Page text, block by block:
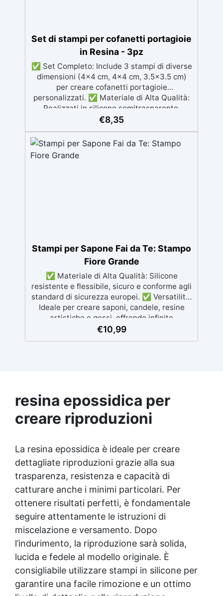
Set di stampi per cofanetti portagioie
in Resina - 3pz
✅ Set Completo: Include 3 stampi di diverse
dimensioni (4x4 cm, 4x4 cm, 3.5x3.5 cm)
per creare cofanetti portagioie
personalizzati. ✅ Materiale di Alta Qualità:
Realizzati in silicone semitrasparente,
resistenti e riutilizzabili. ✅ Facili da Usare e
l'estrazione e la manutenzione. ✅
Resistenza Termica: Resistenti a
temperature da -40°C a +210°C, ideali per
€8,35
Stampi per Sapone Fai da Te: Stampo
Fiore Grande
✅ Materiale di Alta Qualità: Silicone
resistente e flessibile, sicuro e conforme agli
standard di sicurezza europei. ✅ Versatilità:
Ideale per creare saponi, candele, resine
artistiche e gessi, offrendo infinite
opportunità creative. ✅ Durabilità:
creazioni artistiche, perfetto per regali e
prodotti artigianali.
€10,99
resina epossidica per
creare riproduzioni
La resina epossidica è ideale per creare
dettagliate riproduzioni grazie alla sua
trasparenza, resistenza e capacità di
catturare anche i minimi particolari. Per
ottenere risultati perfetti, è fondamentale
seguire attentamente le istruzioni di
miscelazione e versamento. Dopo
l’indurimento, la riproduzione sarà solida,
lucida e fedele al modello originale. È
consigliabile utilizzare stampi in silicone per
garantire una facile rimozione e un ottimo